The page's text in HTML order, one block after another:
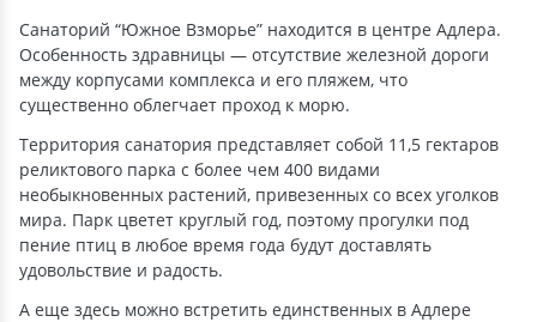
Санаторий “Южное Взморье” находится в центре Адлера.
Особенность здравницы — отсутствие железной дороги
между корпусами комплекса и его пляжем, что
существенно облегчает проход к морю.
Территория санатория представляет собой 11,5 гектаров
реликтового парка с более чем 400 видами
необыкновенных растений, привезенных со всех уголков
мира. Парк цветет круглый год, поэтому прогулки под
пение птиц в любое время года будут доставлять
удовольствие и радость.
А еще здесь можно встретить единственных в Адлере